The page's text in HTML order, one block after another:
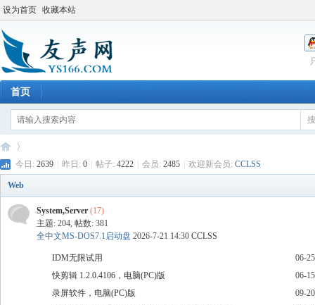
设为首页 收藏本站
首页
»
今日: 2639 昨日: 0 帖子: 4222 会员: 2485 欢迎新会员: CCLSS
Web
System,Server (17)
主题: 204, 帖数: 381
全中文MS-DOS7.1启动盘 2026-7-21 14:30 CCLSS
06-
IDM无限试用
06-
快剪辑 1.2.0.4106，电脑(PC)版
09-
录屏软件，电脑(PC)版